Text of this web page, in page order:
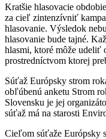
Kratšie hlasovacie
za cieľ zintenzívniť
hlasovanie. Výsledok
hlasovanie bude tajné.
hlasmi, ktoré môže udeliť
prostredníctvom ktorej
Súťaž Európsky strom
obľúbenú anketu Strom
Slovensku je jej
súťaž má na starosti
Cieľom súťaže Európsky